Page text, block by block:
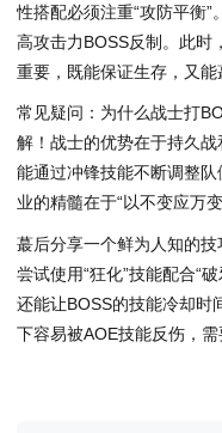
性搭配必须注重“攻防平衡
高攻击力BOSS反制。此时
重要，既能保证生存，又能
常见疑问：为什么战士打
解！战士的优势在于持久
能通过冲锋技能不断调整
业的精髓在于“以不变应万
蕞后分享一个鲜为人知的
尝试使用“狂化”技能配合“
还能让BOSS的技能冷却时
下容易被AOE技能反伤，需